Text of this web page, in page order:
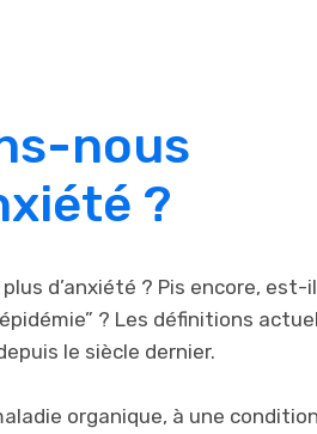
nous
?
d’anxiété ? Pis encore, est-
? Les définitions
le siècle dernier.
organique, à une